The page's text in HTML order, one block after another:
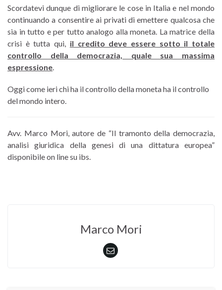
Scordatevi dunque di migliorare le cose in Italia e nel mondo
continuando a consentire ai privati di emettere qualcosa che
sia in tutto e per tutto analogo alla moneta. La matrice della
crisi è tutta qui, il credito deve essere sotto il totale
controllo della democrazia, quale sua massima
espressione.
Oggi come ieri chi ha il controllo della moneta ha il controllo
del mondo intero.
Avv. Marco Mori, autore de “Il tramonto della democrazia,
analisi giuridica della genesi di una dittatura europea”
disponibile on line su ibs.
Marco Mori